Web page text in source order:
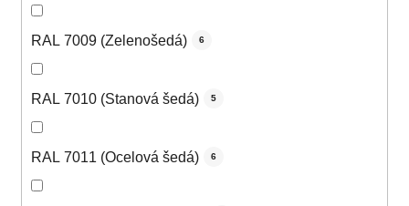
RAL 7009 (Zelenošedá) 6
RAL 7010 (Stanová šedá) 5
RAL 7011 (Ocelová šedá) 6